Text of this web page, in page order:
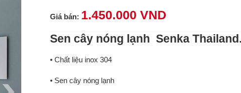
Giá bán: 1.450.000 VND
Sen cây nóng lạnh Senka
• Chất liệu inox 304
• Sen cây nóng lạnh